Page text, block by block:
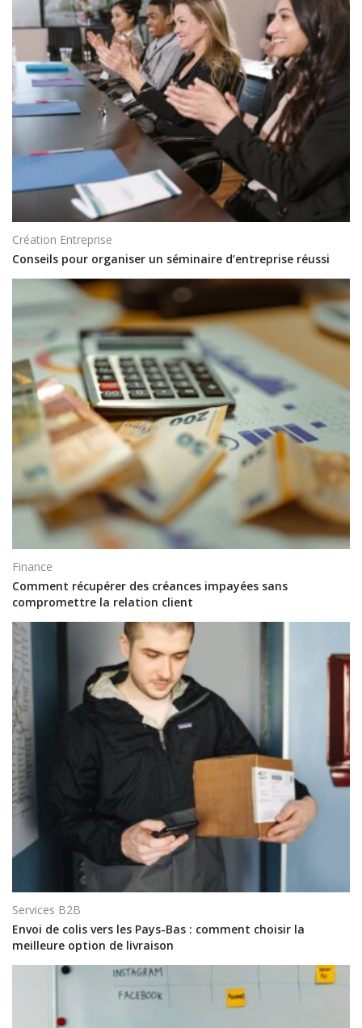
Création Entreprise
Conseils pour organiser un séminaire d’entreprise réussi
Finance
Comment récupérer des créances impayées sans
compromettre la relation client
Services B2B
Envoi de colis vers les Pays-Bas : comment choisir la
meilleure option de livraison